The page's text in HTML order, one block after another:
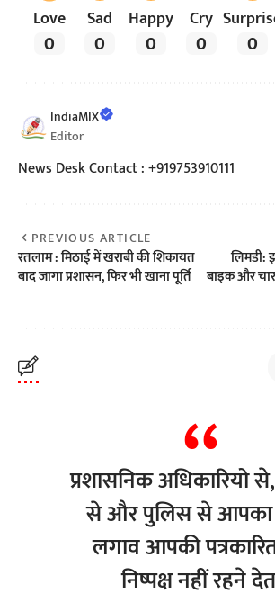
Love
0
Sad
0
Happy
0
Cry
0 0
IndiaMIX
Editor
News Desk Contact : +919753910111
PREVIOUS ARTICLE
रतलाम : मिठाई में खराबी की शिकायत
बाद जागा प्रशासन, फिर भी खाना पूर्ति
लिमडी:
बाइक और
प्रशासनिक अधिकारियो
से और पुलिस से आपका
लगाव आपकी
निष्पक्ष नहीं रहने